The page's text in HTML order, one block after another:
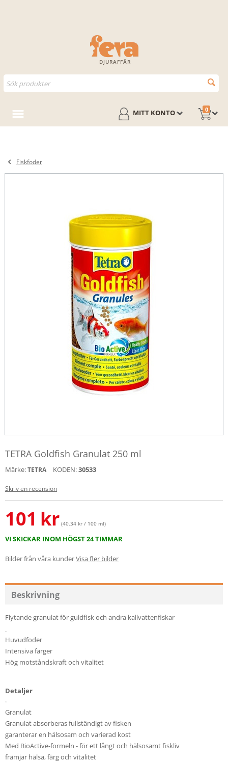
DJURAFFÄR
0
MITT KONTO
Fiskfoder
TETRA Goldfish Granulat 250 ml
Märke:TETRA KODEN:30533
Skriv en recension
101 kr (40.34 kr / 100 ml)
VI SKICKAR INOM HÖGST 24 TIMMAR
Bilder från våra kunderVisa fler bilder
Beskrivning
Flytande granulat för guldfisk och andra kallvattenfiskar
.
Huvudfoder
Intensiva färger
Hög motståndskraft och vitalitet
Detaljer
.
Granulat
Granulat absorberas fullständigt av fisken
garanterar en hälsosam och varierad kost
Med BioActive-formeln - för ett långt och hälsosamt fiskliv
främjar hälsa, färg och vitalitet